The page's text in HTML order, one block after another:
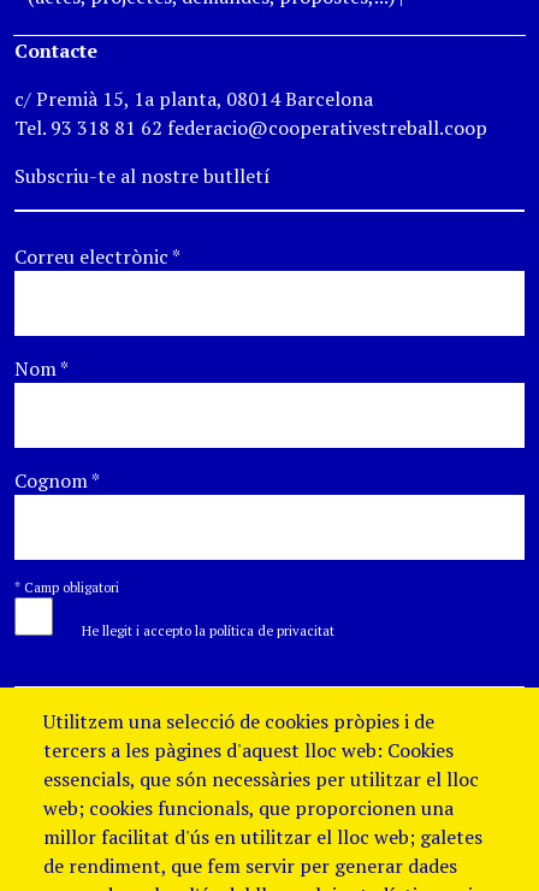
Contacte
c/ Premià 15, 1a planta, 08014 Barcelona
Tel. 93 318 81 62 federacio@cooperativestreball.coop
Subscriu-te al nostre butlletí
Correu electrònic*
Nom*
Cognom*
* Camp obligatori
He llegit i accepto la política de privacitat
Utilitzem una selecció de cookies pròpies i de
tercers a les pàgines d'aquest lloc web: Cookies
essencials, que són necessàries per utilitzar el lloc
web; cookies funcionals, que proporcionen una
millor facilitat d'ús en utilitzar el lloc web; galetes
de rendiment, que fem servir per generar dades